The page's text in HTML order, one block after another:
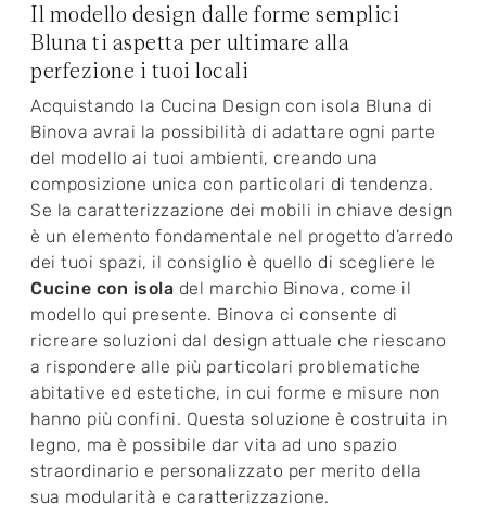
Il modello design dalle forme semplici
Bluna ti aspetta per ultimare alla
perfezione i tuoi locali
Acquistando la Cucina Design con isola Bluna di
Binova avrai la possibilità di adattare ogni parte
del modello ai tuoi ambienti, creando una
composizione unica con particolari di tendenza.
Se la caratterizzazione dei mobili in chiave design
è un elemento fondamentale nel progetto d’arredo
dei tuoi spazi, il consiglio è quello di scegliere le
Cucine con isola del marchio Binova, come il
modello qui presente. Binova ci consente di
ricreare soluzioni dal design attuale che riescano
a rispondere alle più particolari problematiche
abitative ed estetiche, in cui forme e misure non
hanno più confini. Questa soluzione è costruita in
legno, ma è possibile dar vita ad uno spazio
straordinario e personalizzato per merito della
sua modularità e caratterizzazione.